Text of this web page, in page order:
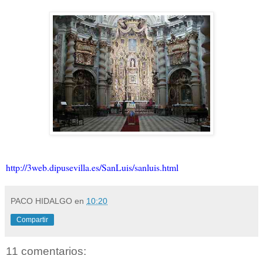
http://3web.dipusevilla.es/SanLuis/sanluis.html
PACO HIDALGO en 10:20
Compartir
11 comentarios: